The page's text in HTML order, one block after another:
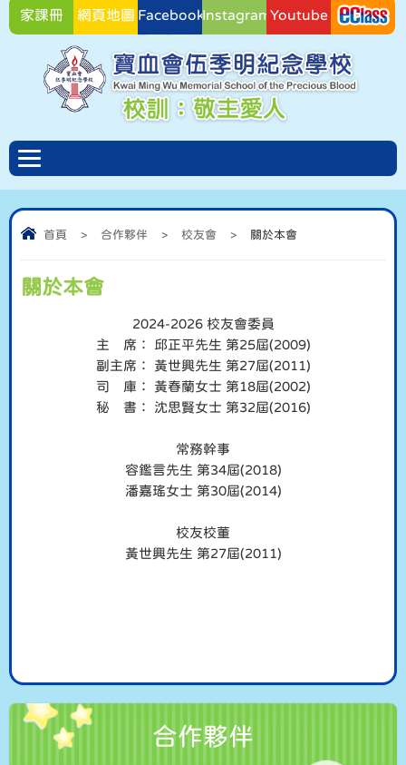
家課冊 網頁地圖 FacebookInstagramYoutube
首頁 > 合作夥伴 > 校友會 > 關於本會
關於本會
2024-2026 校友會委員
主 席： 邱正平先生 第25屆(2009)
副主席： 黃世興先生 第27屆(2011)
司 庫： 黃春蘭女士 第18屆(2002)
秘 書： 沈思賢女士 第32屆(2016)
常務幹事
容鑑言先生 第34屆(2018)
潘嘉瑤女士 第30屆(2014)
校友校董
黃世興先生 第27屆(2011)
合作夥伴